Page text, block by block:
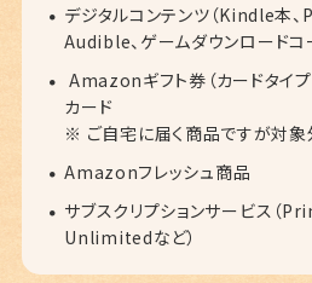
デジタルコンテンツ（Kindle本
Audible、ゲームダウンロードコ
Amazonギフト券（カードタイプ
カード
※ ご自宅に届く商品ですが対象
Amazonフレッシュ商品
サブスクリプションサービス（
Unlimitedなど）